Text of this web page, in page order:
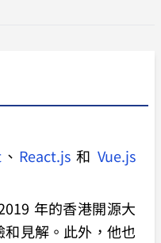
、 React.js 和 Vue.js
年的香港開源大
見解。此外，他也